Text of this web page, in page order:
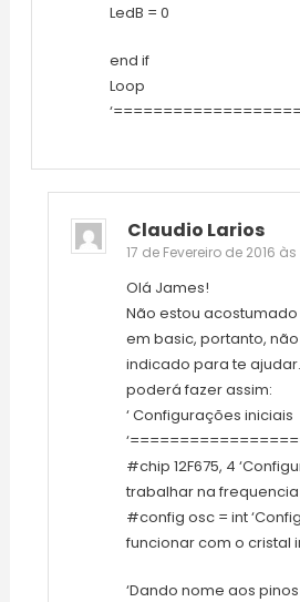
LedB = 0
end if
Loop
Claudio Larios
17 de Fevereiro de 2016
Olá James!
Não estou
em basic, portanto,
indicado para te
poderá fazer assim:
‘ Configurações iniciais
#chip 12F675, 4
trabalhar na frequencia
#config osc = int
funcionar com o cristal
‘Dando nome aos